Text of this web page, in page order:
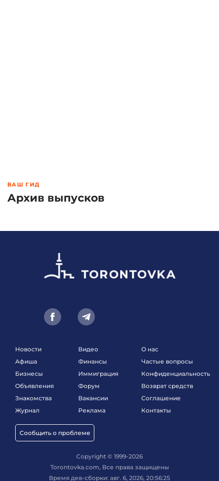
ВАШ ГИД
Архив выпусков
Новости
Афиша
Бизнесы
Объявления
Знакомства
Журнал
Сообщить о проблеме
Видео
Финансы
Иммиграция
Форум
Вакансии
Реклама
О нас
Частые вопросы
Конфиденциальность
Возврат средств
Соглашение
Контакты
Copyright © 1999-2026
Torontovka.com, Все права защищены
Время дев-сборки: авг. 6, 2026, 20:56:25